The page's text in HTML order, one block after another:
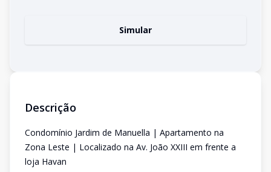
Simular
Descrição
Condomínio Jardim de Manuella | Apartamento na
Zona Leste | Localizado na Av. João XXIII em frente a
loja Havan